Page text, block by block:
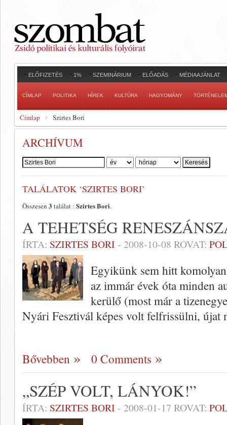
ELŐFIZETÉS 1% SZEMINÁRIUM ELŐADÁS MÉDIAAJÁNLAT
CÍMLAP POLITIKA HÍREK KULTÚRA HAGYOMÁNY
Címlap Szirtes Bori
ARCHÍVUM
Szerző:
TALÁLATOK ‘SZIRTES BORI’
Összesen 3 találat : Szirtes Bori.
A TEHETSÉG
ÍRTA: SZIRTES BORI - 2008-10-08 ROVAT:
Egyikünk sem hitt
az immár évek óta minden
kerülő (most már a
Nyári Fesztivál képes volt felfrissülni, újat
Bővebben 0 Comments
„SZÉP VOLT, LÁNYOK!”
ÍRTA: SZIRTES BORI - 2008-01-17 ROVAT: